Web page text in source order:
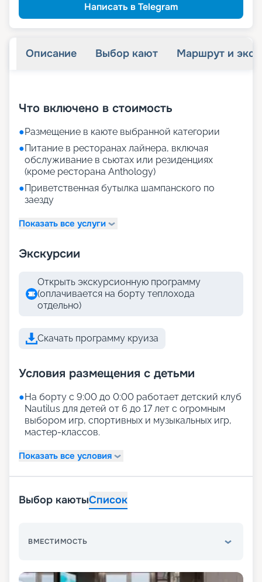
Написать в Telegram
Описание Выбор кают Маршрут и
Что включено в стоимость
●Размещение в каюте выбранной категории
●Питание в ресторанах лайнера, включая
обслуживание в сьютах или резиденциях
(кроме ресторана Anthology)
●Приветственная бутылка шампанского по
заезду
Показать все услуги
Экскурсии
Открыть экскурсионную программу
(оплачивается на борту теплохода
отдельно)
Скачать программу круиза
Условия размещения с детьми
●На борту с 9:00 до 0:00 работает детский клуб
Nautilus для детей от 6 до 17 лет с огромным
выбором игр, спортивных и музыкальных игр,
мастер-классов.
Показать все условия
Выбор каютыСписок
ВМЕСТИМОСТЬ